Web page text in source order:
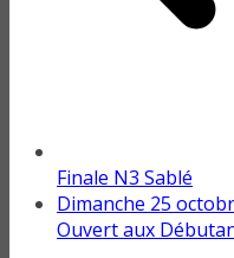
Finale N3 Sablé
Dimanche 25
Ouvert aux